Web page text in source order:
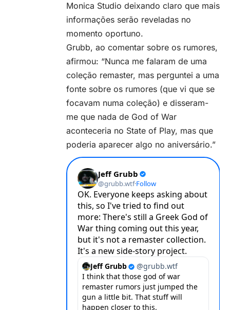
Monica Studio deixando claro que mais
informações serão reveladas no
momento oportuno.
Grubb, ao comentar sobre os rumores,
afirmou: “Nunca me falaram de uma
coleção remaster, mas perguntei a uma
fonte sobre os rumores (que vi que se
focavam numa coleção) e disseram-
me que nada de God of War
aconteceria no State of Play, mas que
poderia aparecer algo no aniversário.”